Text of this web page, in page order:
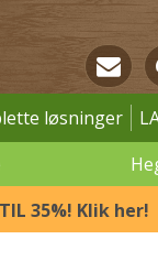
løsninger
TIL 35%! Klik her!